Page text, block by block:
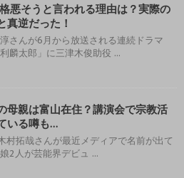
悪そうと言われる理由は？実際の
真逆だった！
さんが6月から放送される連続ドラマ
利麟太郎」に三津木俊助役 ...
母親は富山在住？講演会で宗教活
いる噂も…
村拓哉さんが最近メディアで名前が出て
2人が芸能界デビュ ...